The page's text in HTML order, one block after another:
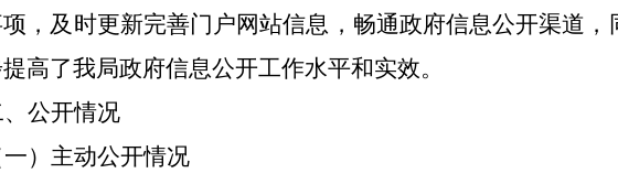
，及时更新完善门户网站信息，畅通政府信息公开渠道，
高了我局政府信息公开工作水平和实效。
公开情况
一）主动公开情况